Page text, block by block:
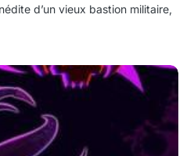
d’un vieux bastion militaire,